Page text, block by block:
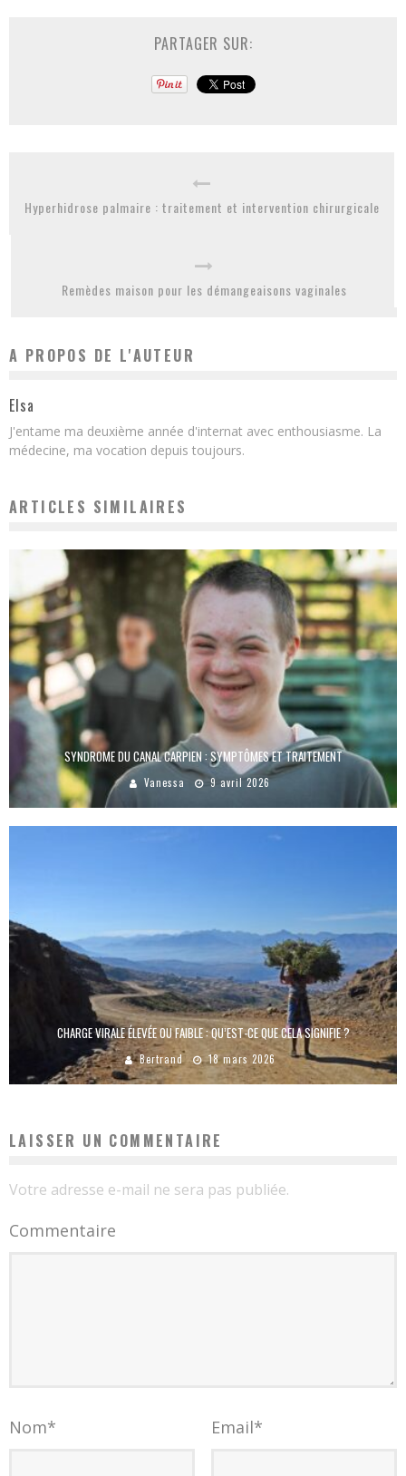
PARTAGER SUR:
Hyperhidrose palmaire : traitement et intervention chirurgicale
Remèdes maison pour les démangeaisons vaginales
A PROPOS DE L'AUTEUR
Elsa
J'entame ma deuxième année d'internat avec enthousiasme. La
médecine, ma vocation depuis toujours.
ARTICLES SIMILAIRES
SYNDROME DU CANAL CARPIEN : SYMPTÔMES ET TRAITEMENT
Vanessa 9 avril 2026
CHARGE VIRALE ÉLEVÉE OU FAIBLE : QU’EST-CE QUE CELA SIGNIFIE ?
Bertrand 18 mars 2026
LAISSER UN COMMENTAIRE
Votre adresse e-mail ne sera pas publiée.
Commentaire
Nom* Email*